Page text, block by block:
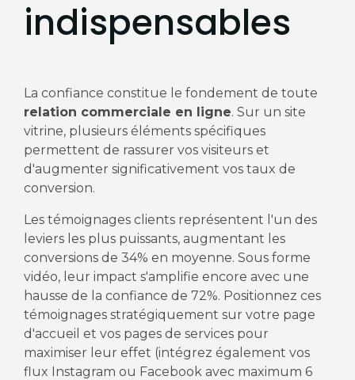
indispensables
La confiance constitue le fondement de toute
relation commerciale en ligne. Sur un site
vitrine, plusieurs éléments spécifiques
permettent de rassurer vos visiteurs et
d'augmenter significativement vos taux de
conversion.
Les témoignages clients représentent l'un des
leviers les plus puissants, augmentant les
conversions de 34% en moyenne. Sous forme
vidéo, leur impact s'amplifie encore avec une
hausse de la confiance de 72%. Positionnez ces
témoignages stratégiquement sur votre page
d'accueil et vos pages de services pour
maximiser leur effet (intégrez également vos
flux Instagram ou Facebook avec maximum 6